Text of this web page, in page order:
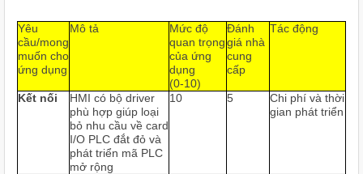
Yêu
cầu/mong
muốn cho
ứng dụng
Mô tả
Mức độ
quan trọng
của ứng
dụng
(0‐10)
Đánh
giá nhà
cung
cấp
Tác động
Kết nối
HMI có bộ driver
phù hợp giúp loại
bỏ nhu cầu về card
I/O PLC đắt đỏ và
phát triển mã PLC
mở rộng
10 5
Chi phí và thời
gian phát triển